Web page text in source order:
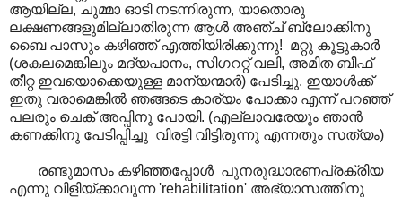
ആയില്ല, ചുമ്മാ ഓടി നടന്നിരുന്ന, യാതൊരു
ലക്ഷണങ്ങളുമില്ലാതിരുന്ന ആൾ അഞ്ച് ബ്ലോക്കിനു
ബൈ പാസും കഴിഞ്ഞ് എത്തിയിരിക്കുന്നു! മറ്റു കൂട്ടുകാർ
(ശകലമെങ്കിലും മദ്യപാനം, സിഗററ്റ് വലി, അമിത ബീഫ്
തീറ്റ ഇവയൊക്കെയുള്ള മാന്യന്മാർ) പേടിച്ചു. ഇയാൾക്ക്
ഇതു വരാമെങ്കിൽ ഞങ്ങടെ കാര്യം പോക്കാ എന്ന് പറഞ്ഞ്
പലരും ചെക് അപ്പിനു പോയി. (എല്ലാവരേയും ഞാൻ
കണക്കിനു പേടിപ്പിച്ചു വിരട്ടി വിട്ടിരുന്നു എന്നതും സത്യം)
രണ്ടുമാസം കഴിഞ്ഞപ്പോൾ പുനരുദ്ധാരണപ്രക്രിയ
എന്നു വിളിയ്ക്കാവുന്ന 'rehabilitation' അഭ്യാസത്തിനു